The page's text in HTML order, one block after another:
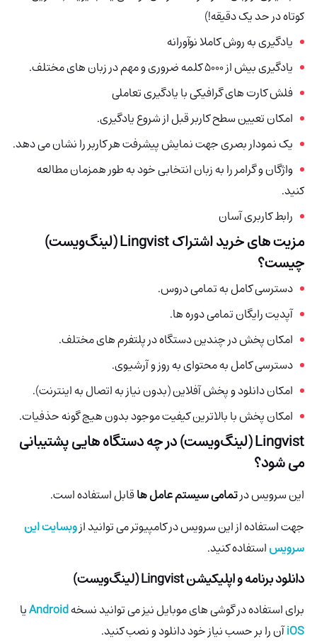
کوتاه در حد یک دقیقه!)
یادگیری به روش کاملا نوآورانه
یادگیری بیش از 5000 کلمه ضروری و مهم در زبان های مختلف.
فلش کارت های گرافیکی با یادگیری تعاملی
امکان تعیین سطح کاربر قبل از شروع یادگیری.
یک نمودار بصری جهت نمایش پیشرفت هر کاربر را نشان می دهد.
واژگان و گرامر را به زبان انتخابی خود به طور همزمان مطالعه
کنید.
رابط کاربری آسان
مزیت های خرید اشتراکLingvist (لینگ‌ویست)
چیست؟
دسترسی کامل به تمامی دروس.
آپدیت رایگان تمامی دوره ها.
امکان پخش در چندین دستگاه در پلتفرم های مختلف.
دسترسی کامل به محتوای به روز و آرشیوی.
امکان دانلود و پخش آفلاین (بدون نیاز به اتصال به اینترنت).
امکان پخش با بالاترین کیفیت موجود بدون هیچ گونه حذفیات.
Lingvist (لینگ‌ویست)
در چه دستگاه هایی پشتیبانی
می شود؟
این سرویس درتمامی سیستم عامل هاقابل استفاده است.
جهت استفاده از این سرویس در کامپیوتر می توانید ازوبسایت این
سرویساستفاده کنید.
دانلود برنامه و اپلیکیشنLingvist (لینگ‌ویست)
برای استفاده در گوشی های موبایل نیز می توانید نسخهAndroidیا
iOSآن را بر حسب نیاز خود دانلود و نصب کنید.